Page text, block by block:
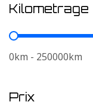
Kilometrage
Kilometrage
0km - 250000km
Prix